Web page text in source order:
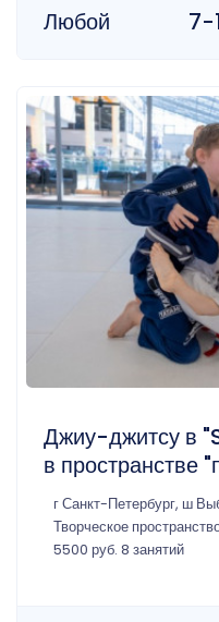
Любой 7-
Джиу-джитсу в
в пространстве
г Санкт-Петербург, ш
Творческое
5500 руб. 8 занятий